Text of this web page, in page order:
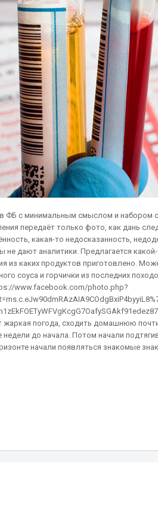
ФБ с минимальным смыслом и набором
передаёт только фото, как дань
какая-то недосказанность,
не дают аналитики. Предлагается
из каких продуктов приготовлено.
соуса и горчички из последних
www.facebook.com/photo.php?
жаркая погода, сходить домашнюю
до начала. Потом начали
начали появляться знакомые